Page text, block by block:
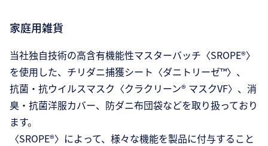
家庭用雑貨
当社独自技術の高含有機能性マスターバッチ〈SROPE®〉
を使用した、チリダニ捕獲シート〈ダニトリーゼ™〉、
抗菌・抗ウイルスマスク〈クラクリーン® マスクVF〉、消
臭・抗菌洋服カバー、防ダニ布団袋などを取り扱っており
ます。
〈SROPE®〉によって、様々な機能を製品に付与すること